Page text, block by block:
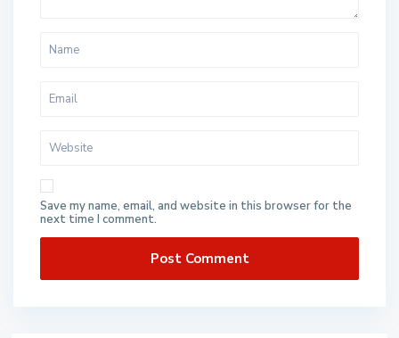
Save my name, email, and website in this browser for the
next time I comment.